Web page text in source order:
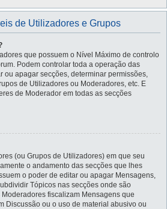
de Utilizadores e Grupos
que possuem o Nível Máximo de controlo
Podem controlar toda a operação das
ou apagar secções, determinar permissões,
de Utilizadores ou Moderadores, etc. E
de Moderador em todas as secções
(ou Grupos de Utilizadores) em que seu
o andamento das secções que lhes
o poder de editar ou apagar Mensagens,
Tópicos nas secções onde são
fiscalizam Mensagens que
Discussão ou o uso de material abusivo ou